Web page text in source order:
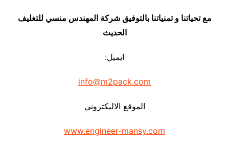
مع تحياتنا و تمنياتنا بالتوفيق شركة المهندس منسي للتغليف
الحديث
ايميل:
info@m2pack.com
الموقع الاليكتروني
www.engineer-mansy.com